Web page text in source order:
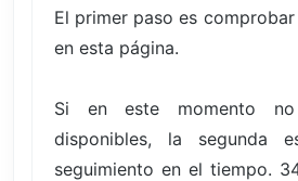
El primer paso es
en esta página.
Si en este momento
disponibles, la segunda
seguimiento en el tiempo.